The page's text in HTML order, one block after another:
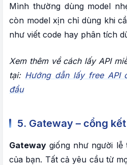
Mình thường dùng model
còn model xịn chỉ dùng khi
như viết code hay phân tích
Xem thêm về cách lấy API
tại: Hướng dẫn lấy free API
đầu
5. Gateway – cổng
Gateway giống như người lễ
của bạn. Tất cả yêu cầu từ